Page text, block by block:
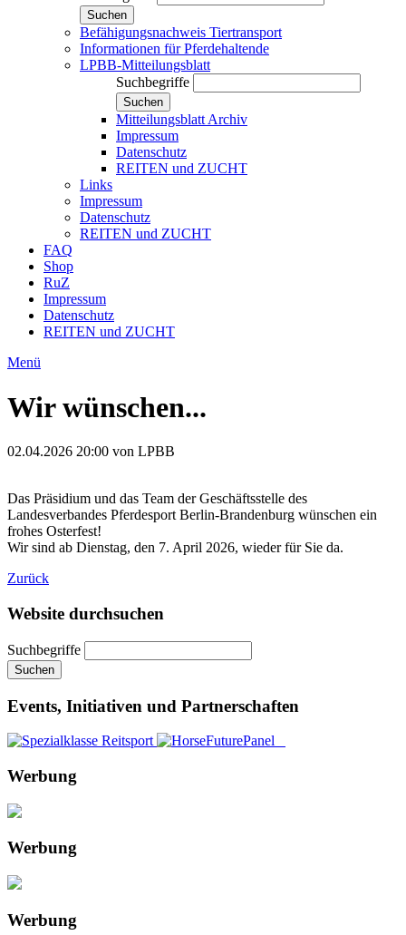
Suchen
Befähigungsnachweis Tiertransport
Informationen für Pferdehaltende
LPBB-Mitteilungsblatt
Suchbegriffe
Suchen
Mitteilungsblatt Archiv
Impressum
Datenschutz
REITEN und ZUCHT
Links
Impressum
Datenschutz
REITEN und ZUCHT
FAQ
Shop
RuZ
Impressum
Datenschutz
REITEN und ZUCHT
Menü
Wir wünschen...
02.04.2026 20:00 von LPBB
Das Präsidium und das Team der Geschäftsstelle des
Landesverbandes Pferdesport Berlin-Brandenburg wünschen ein
frohes Osterfest!
Wir sind ab Dienstag, den 7. April 2026, wieder für Sie da.
Zurück
Website durchsuchen
Suchbegriffe
Suchen
Events, Initiativen und Partnerschaften
Werbung
Werbung
Werbung